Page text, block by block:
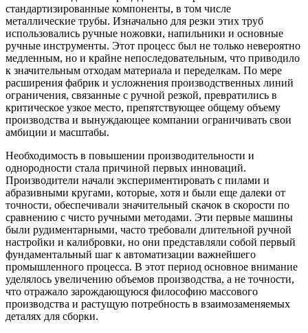
стандартизированные компоненты, в том числе
металлические трубы. Изначально для резки этих труб
использовались ручные ножовки, напильники и основные
ручные инструменты. Этот процесс был не только невероятно
медленным, но и крайне непоследовательным, что приводило
к значительным отходам материала и переделкам. По мере
расширения фабрик и усложнения производственных линий
ограничения, связанные с ручной резкой, превратились в
критическое узкое место, препятствующее общему объему
производства и вынуждающее компании ограничивать свои
амбиции и масштабы.
Необходимость в повышении производительности и
однородности стала причиной первых инноваций.
Производители начали экспериментировать с пилами и
абразивными кругами, которые, хотя и были еще далеки от
точности, обеспечивали значительный скачок в скорости по
сравнению с чисто ручными методами. Эти первые машины
были рудиментарными, часто требовали длительной ручной
настройки и калибровки, но они представляли собой первый
фундаментальный шаг к автоматизации важнейшего
промышленного процесса. В этот период основное внимание
уделялось увеличению объемов производства, а не точности,
что отражало зарождающуюся философию массового
производства и растущую потребность в взаимозаменяемых
деталях для сборки.